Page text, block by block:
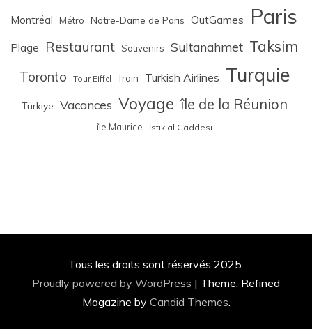
Montréal Métro Notre-Dame de Paris OutGames Paris
Plage Restaurant Souvenirs Sultanahmet Taksim
Toronto Tour Eiffel Train Turkish Airlines Turquie
Türkiye Vacances Voyage île de la Réunion
île Maurice İstiklal Caddesi
Tous les droits sont réservés 2025.
Proudly powered by WordPress | Theme: Refined
Magazine by Candid Themes